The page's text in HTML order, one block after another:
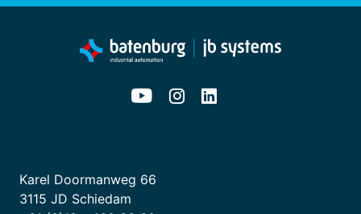
Karel Doormanweg 66
3115 JD Schiedam